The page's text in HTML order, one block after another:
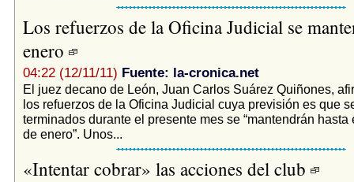
Los refuerzos de la Oficina Judicial se
enero
04:22 (12/11/11) Fuente: la-cronica.net
El juez decano de León, Juan Carlos Suárez Quiñones,
los refuerzos de la Oficina Judicial cuya previsión es que
terminados durante el presente mes se “mantendrán hasta
de enero”. Unos...
«Intentar cobrar» las acciones del club